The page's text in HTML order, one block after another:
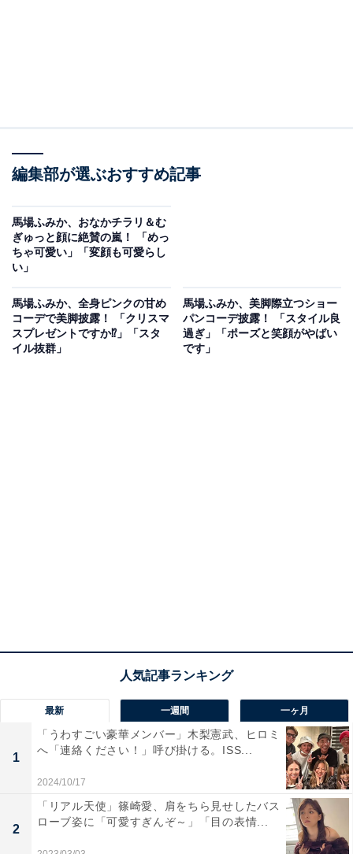
編集部が選ぶおすすめ記事
馬場ふみか、おなかチラリ＆む
ぎゅっと顔に絶賛の嵐！ 「めっ
ちゃ可愛い」「変顔も可愛らし
い」
馬場ふみか、全身ピンクの甘め
コーデで美脚披露！ 「クリスマ
スプレゼントですか⁉️」「スタ
イル抜群」
馬場ふみか、美脚際立つショー
パンコーデ披露！ 「スタイル良
過ぎ」「ポーズと笑顔がやばい
です」
最新 一週間 一ヶ月
1
「うわすごい豪華メンバー」木梨憲武、ヒロミ
へ「連絡ください！」呼び掛ける。ISS...
2024/10/17
2
「リアル天使」篠崎愛、肩をちら見せしたバス
ローブ姿に「可愛すぎんぞ～」「目の表情...